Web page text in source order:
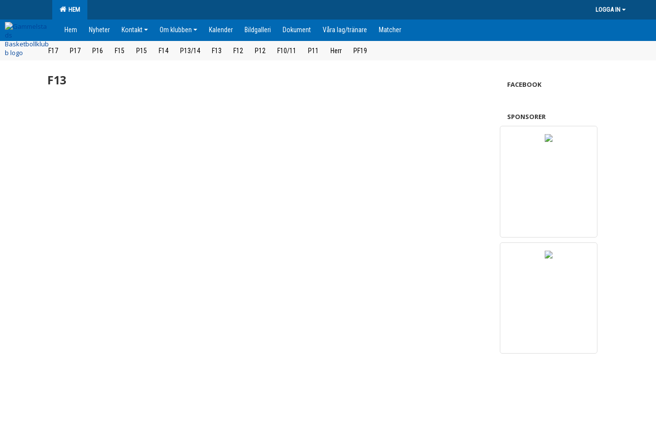
HEM LOGGA IN
Hem Nyheter Kontakt Om klubben Kalender Bildgalleri Dokument Våra lag/tränare Matcher
F17 P17 P16 F15 P15 F14 P13/14 F13 F12 P12 F10/11 P11 Herr PF19
F13 FACEBOOK
SPONSORER